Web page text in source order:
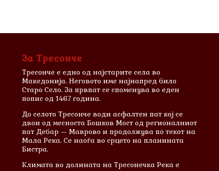
За Тресонче
Тресонче е едно од најстарите села во
Македонија. Неговото име најнапред било
Старо Село. За првпат се споменува во еден
попис од 1467 година.
До селото Тресонче води асфалтен пат кој се
двои од месноста Бошков Мост од регионалниот
пат Дебар — Маврово и продолжува по текот на
Мала Река. Се наоѓа во срцето на планината
Бистра.
Климата во долината на Тресонечка Река е